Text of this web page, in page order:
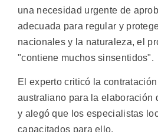
una necesidad urgente de
adecuada para regular y
nacionales y la naturaleza, el
"contiene muchos sinsentidos".
El experto criticó la
australiano para la elaboración
y alegó que los especialistas
capacitados para ello.